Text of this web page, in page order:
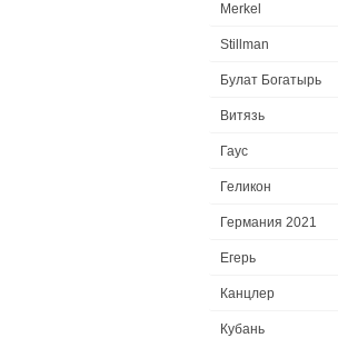
Merkel
Stillman
Булат Богатырь
Витязь
Гаус
Геликон
Германия 2021
Егерь
Канцлер
Кубань